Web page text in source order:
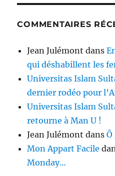
COMMENTAIRES
Jean Julémont dans
qui déshabillent les
Universitas Islam
dernier rodéo pour
Universitas Islam
retourne à Man U !
Jean Julémont dans
Mon Appart Facile
Monday…